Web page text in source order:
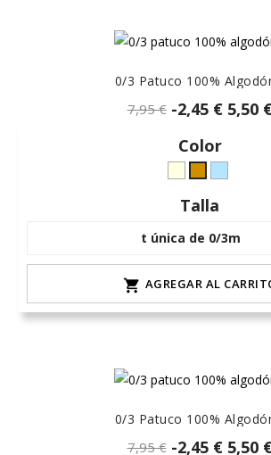
0/3 Patuco 100%
7,95 € -2,45 € 5,50
Color
crudo-
marfil
Camel-
6
Talla
 AGREGAR AL
0/3 Patuco 100%
7,95 € -2,45 € 5,50